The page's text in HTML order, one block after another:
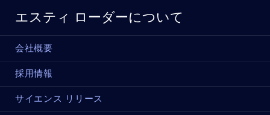
エスティ ローダーについて
会社概要
採用情報
サイエンス リリース